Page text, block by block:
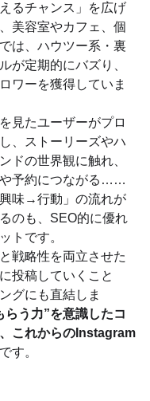
るチャンス」を広げ
美容室やカフェ、個
は、ハウツー系・裏
が定期的にバズり、
ワーを獲得していま
見たユーザーがプロ
、ストーリーズやハ
ドの世界観に触れ、
予約につながる……
味→行動」の流れが
のも、SEO的に優れ
トです。
戦略性を両立させた
投稿していくこと
グにも直結しま
らう力”を意識したコ
これからのInstagram
す。